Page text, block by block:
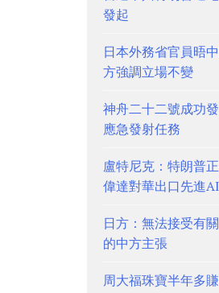
發起
日本外務省官員晤
方強調立場不變
神舟二十二號成功
應急發射任務
盧特尼克：特朗普
偉達對華出口先進
日方：無法接受有
的中方主張
周大福珠寶半年多